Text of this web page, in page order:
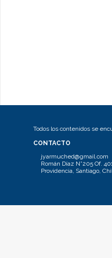
Todos los contenidos se
CONTACTO
jyarmuched@gmail.com
Román Díaz N°205 Of.
Providencia, Santiago,